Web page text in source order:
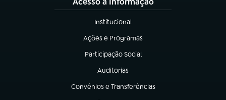
Institucional
(abre em nova aba)
Ações e Programas
(abre em nova aba)
Participação Social
(abre em nova aba)
Auditorias
(abre em nova aba)
Convênios e Transferências
(abre em nova aba)